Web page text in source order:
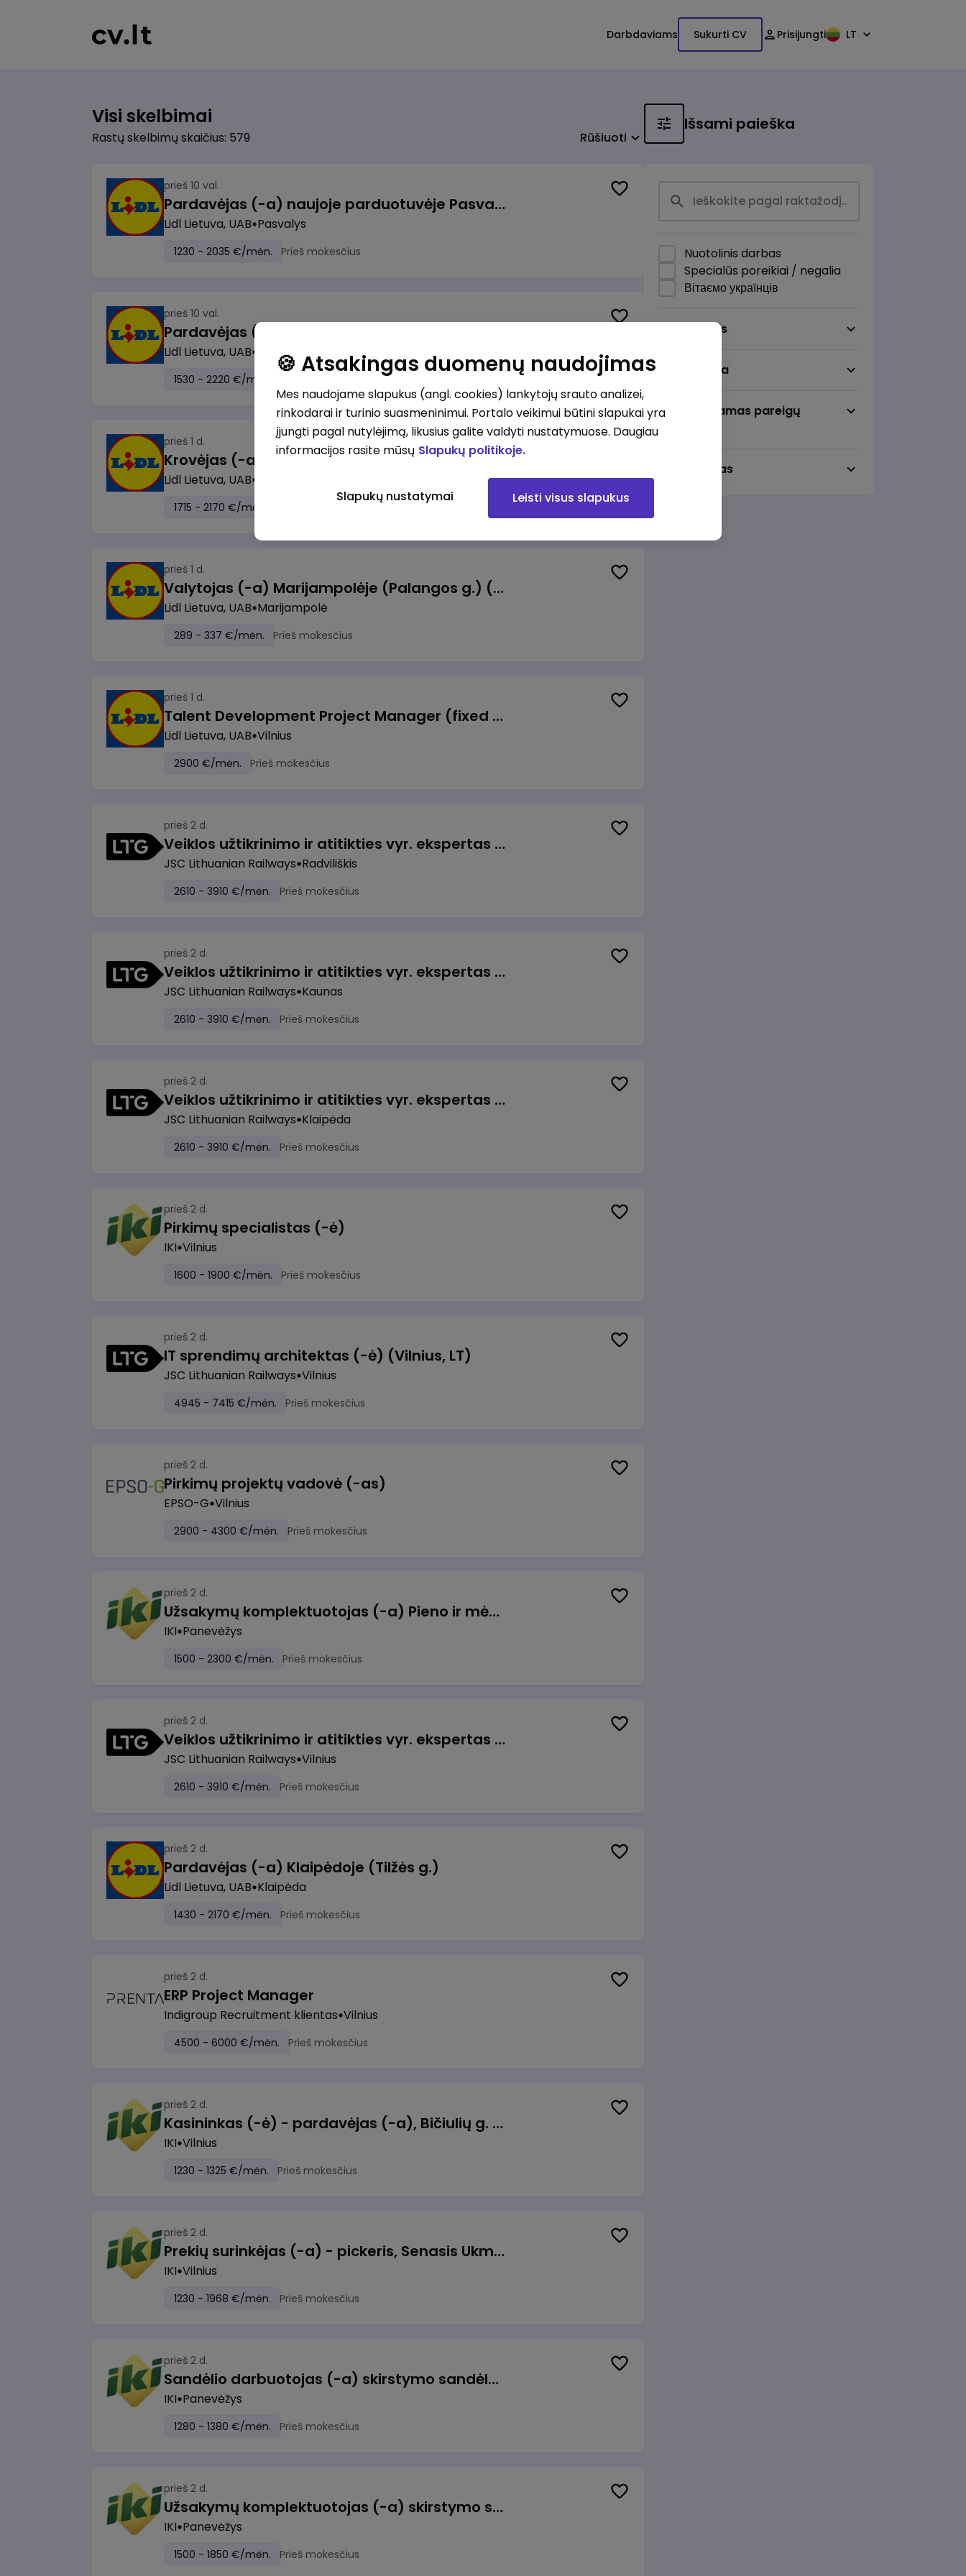
Darbdaviams Sukurti CV Prisijungti LT
Visi skelbimai
Rastų skelbimų skaičius: 579 Rūšiuoti
prieš 10 val.
Pardavėjas (-a) naujoje parduotuvėje Pasvalyje (PAPILDOMAS 600€ PRIEDAS)
Lidl Lietuva, UAB Pasvalys
1230 - 2035 €/mėn. Prieš mokesčius
prieš 10 val.
Lidl Lietuva, UAB Vilnius
1530 - 2220 €/mėn.
prieš 1 d.
Krovėjas (-a) Ringauduose (galimybė dirbti nepilnu etatu)
Lidl Lietuva, UAB
1715 - 2170 €/mėn. Prieš mokesčius
prieš 1 d.
Valytojas (-a) Marijampolėje (Palangos g.) (0,25 etatu)
Lidl Lietuva, UAB Marijampolė
289 - 337 €/mėn. Prieš mokesčius
prieš 1 d.
Talent Development Project Manager (fixed term - 1.5 years)
Lidl Lietuva, UAB Vilnius
2900 €/mėn. Prieš mokesčius
prieš 2 d.
Veiklos užtikrinimo ir atitikties vyr. ekspertas (-ė) (Radviliškis) (Radviliškis, LT)
JSC Lithuanian Railways Radviliškis
2610 - 3910 €/mėn. Prieš mokesčius
prieš 2 d.
Veiklos užtikrinimo ir atitikties vyr. ekspertas (-ė) (Kaunas) (Kaunas, LT)
JSC Lithuanian Railways Kaunas
2610 - 3910 €/mėn. Prieš mokesčius
prieš 2 d.
Veiklos užtikrinimo ir atitikties vyr. ekspertas (-ė) (Klaipėda) (Klaipėda, LT)
JSC Lithuanian Railways Klaipėda
2610 - 3910 €/mėn. Prieš mokesčius
prieš 2 d.
Pirkimų specialistas (-ė)
IKI Vilnius
1600 - 1900 €/mėn. Prieš mokesčius
prieš 2 d.
IT sprendimų architektas (-ė) (Vilnius, LT)
JSC Lithuanian Railways Vilnius
4945 - 7415 €/mėn. Prieš mokesčius
prieš 2 d.
Pirkimų projektų vadovė (-as)
EPSO-G Vilnius
2900 - 4300 €/mėn. Prieš mokesčius
prieš 2 d.
Užsakymų komplektuotojas (-a) Pieno ir mėsos sandėlyje
IKI Panevėžys
1500 - 2300 €/mėn. Prieš mokesčius
prieš 2 d.
Veiklos užtikrinimo ir atitikties vyr. ekspertas (-ė) (Vilnius, LT)
JSC Lithuanian Railways Vilnius
2610 - 3910 €/mėn. Prieš mokesčius
prieš 2 d.
Pardavėjas (-a) Klaipėdoje (Tilžės g.)
Lidl Lietuva, UAB Klaipėda
1430 - 2170 €/mėn. Prieš mokesčius
prieš 2 d.
ERP Project Manager
Indigroup Recruitment klientas Vilnius
4500 - 6000 €/mėn. Prieš mokesčius
prieš 2 d.
Kasininkas (-ė) - pardavėjas (-a), Bičiulių g. 36, Bukiškis, Vilnius
IKI Vilnius
1230 - 1325 €/mėn. Prieš mokesčius
prieš 2 d.
Prekių surinkėjas (-a) - pickeris, Senasis Ukmergės kelias 8, Avižieniai
IKI Vilnius
1230 - 1968 €/mėn. Prieš mokesčius
prieš 2 d.
Sandėlio darbuotojas (-a) skirstymo sandėlyje
IKI Panevėžys
1280 - 1380 €/mėn. Prieš mokesčius
prieš 2 d.
Užsakymų komplektuotojas (-a) skirstymo sandėlyje
IKI Panevėžys
1500 - 1850 €/mėn. Prieš mokesčius
Išsami paieška
Nuotolinis darbas
Specialūs poreikiai / negalia
Вітаємо українців
Darbo sritis
Darbo vieta
Pageidaujamas pareigų
Darbo laikas
🍪 Atsakingas duomenų naudojimas
Mes naudojame slapukus (angl. cookies) lankytojų srauto analizei,
rinkodarai ir turinio suasmeninimui. Portalo veikimui būtini slapukai yra
įjungti pagal nutylėjimą, likusius galite valdyti nustatymuose. Daugiau
informacijos rasite mūsų Slapukų politikoje.
Slapukų nustatymai Leisti visus slapukus